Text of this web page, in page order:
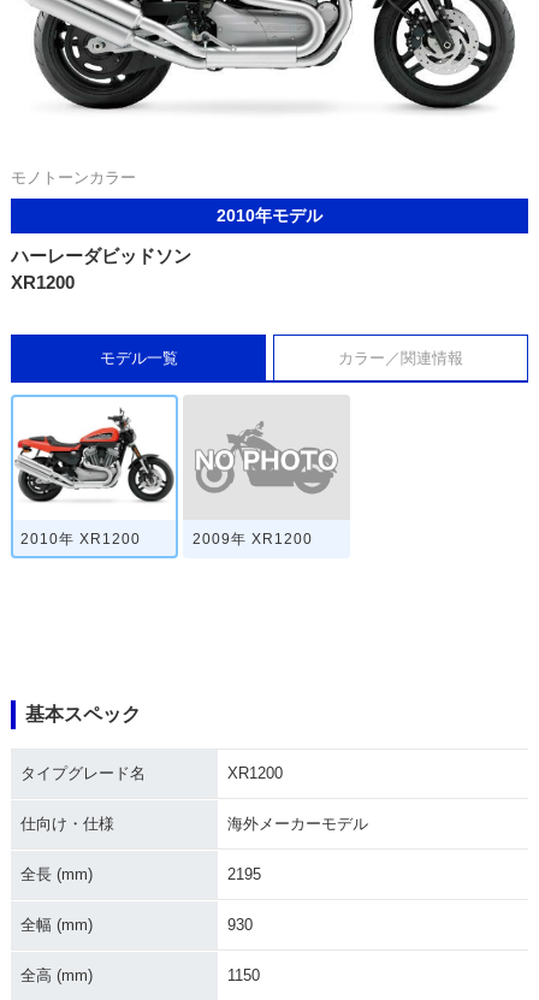
モノトーンカラー
2010年モデル
ハーレーダビッドソン
XR1200
モデル一覧 カラー／関連情報
2010年 XR1200 2009年 XR1200
基本スペック
タイプグレード名 XR1200
仕向け・仕様 海外メーカーモデル
全長 (mm) 2195
全幅 (mm) 930
全高 (mm) 1150